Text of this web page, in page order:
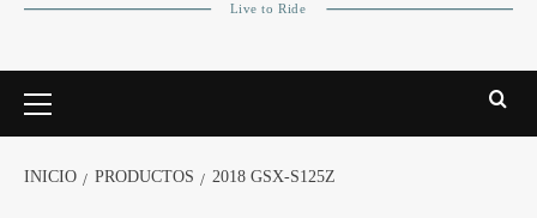
INICIO PRODUCTOS 2018 GSX-S125Z